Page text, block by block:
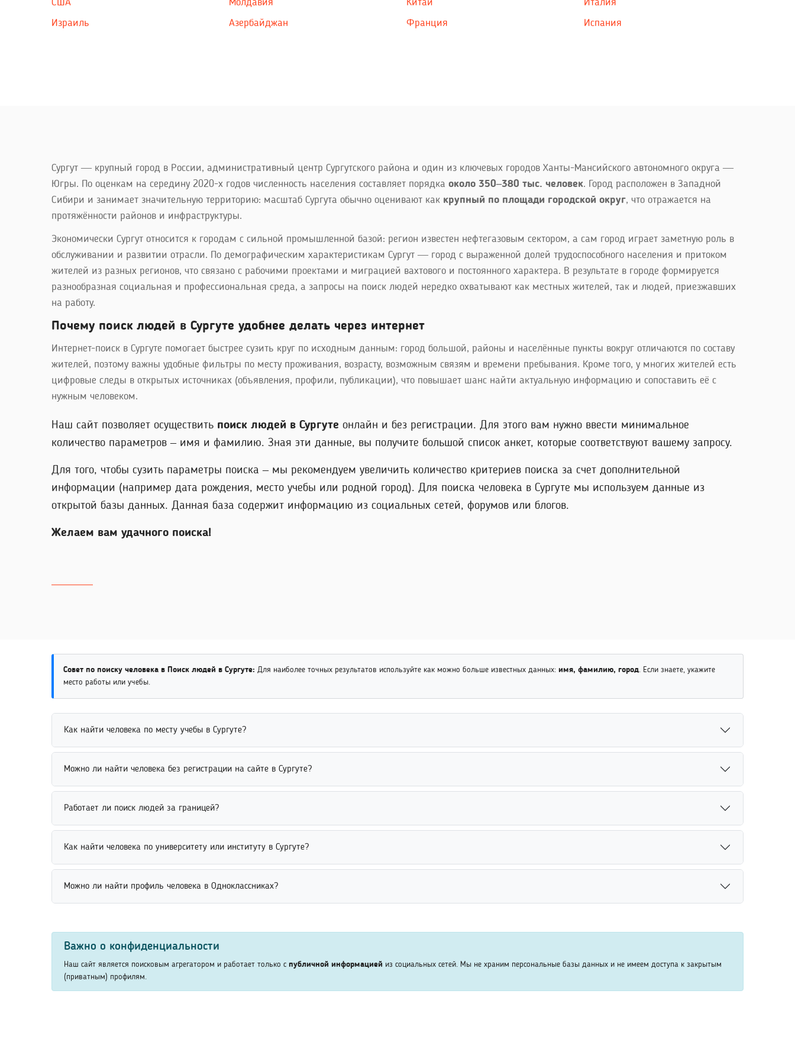
США
Израиль
Молдавия
Азербайджан
Китай
Франция
Италия
Испания
Сургут — крупный город в России, административный центр Сургутского района и один из ключевых городов Ханты-Мансийского автономного округа —
Югры. По оценкам на середину 2020-х годов численность населения составляет порядка около 350–380 тыс. человек. Город расположен в Западной
Сибири и занимает значительную территорию: масштаб Сургута обычно оценивают как крупный по площади городской округ, что отражается на
протяжённости районов и инфраструктуры.
Экономически Сургут относится к городам с сильной промышленной базой: регион известен нефтегазовым сектором, а сам город играет заметную роль в
обслуживании и развитии отрасли. По демографическим характеристикам Сургут — город с выраженной долей трудоспособного населения и притоком
жителей из разных регионов, что связано с рабочими проектами и миграцией вахтового и постоянного характера. В результате в городе формируется
разнообразная социальная и профессиональная среда, а запросы на поиск людей нередко охватывают как местных жителей, так и людей, приезжавших
на работу.
Почему поиск людей в Сургуте удобнее делать через интернет
Интернет-поиск в Сургуте помогает быстрее сузить круг по исходным данным: город большой, районы и населённые пункты вокруг отличаются по составу
жителей, поэтому важны удобные фильтры по месту проживания, возрасту, возможным связям и времени пребывания. Кроме того, у многих жителей есть
цифровые следы в открытых источниках (объявления, профили, публикации), что повышает шанс найти актуальную информацию и сопоставить её с
нужным человеком.
Наш сайт позволяет осуществить поиск людей в Сургуте онлайн и без регистрации. Для этого вам нужно ввести минимальное
количество параметров – имя и фамилию. Зная эти данные, вы получите большой список анкет, которые соответствуют вашему запросу.
Для того, чтобы сузить параметры поиска – мы рекомендуем увеличить количество критериев поиска за счет дополнительной
информации (например дата рождения, место учебы или родной город). Для поиска человека в Сургуте мы используем данные из
открытой базы данных. Данная база содержит информацию из социальных сетей, форумов или блогов.
Желаем вам удачного поиска!
Совет по поиску человека в Поиск людей в Сургуте: Для наиболее точных результатов используйте как можно больше известных данных: имя, фамилию, город . Если знаете, укажите
место работы или учебы.
Как найти человека по месту учебы в Сургуте?
Поиск человека по месту учебы возможен через социальные сети, базы выпускников и специализированные сервисы. Для повышения точности рекомендуется указать
Можно ли найти человека без регистрации на сайте в Сургуте?
Найти человека без регистрации на сайте можно через открытые поисковые сервисы и базы данных. Многие платформы позволяют просматривать базовую
Работает ли поиск людей за границей?
Поиск людей за границей возможен через международные базы данных, социальные сети и открытые источники информации. Для более точного результата
Как найти человека по университету или институту в Сургуте?
Найти человека по университету или институту можно через базы выпускников, социальные сети и поисковые сервисы. Для более точного результата рекомендуется
Можно ли найти профиль человека в Одноклассниках?
находить открытые профили пользователей и сопоставлять информацию. Это удобно для поиска друзей, родственников и старых знакомых.
Важно о конфиденциальности
Наш сайт является поисковым агрегатором и работает только с публичной информацией из социальных сетей. Мы не храним персональные базы данных и не имеем доступа к закрытым
(приватным) профилям.